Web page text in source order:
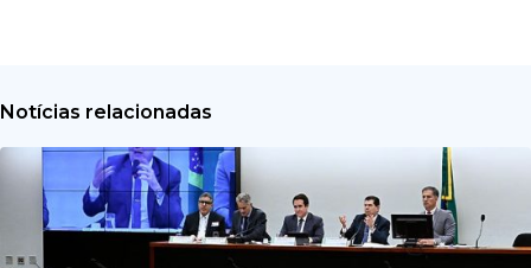
Notícias relacionadas